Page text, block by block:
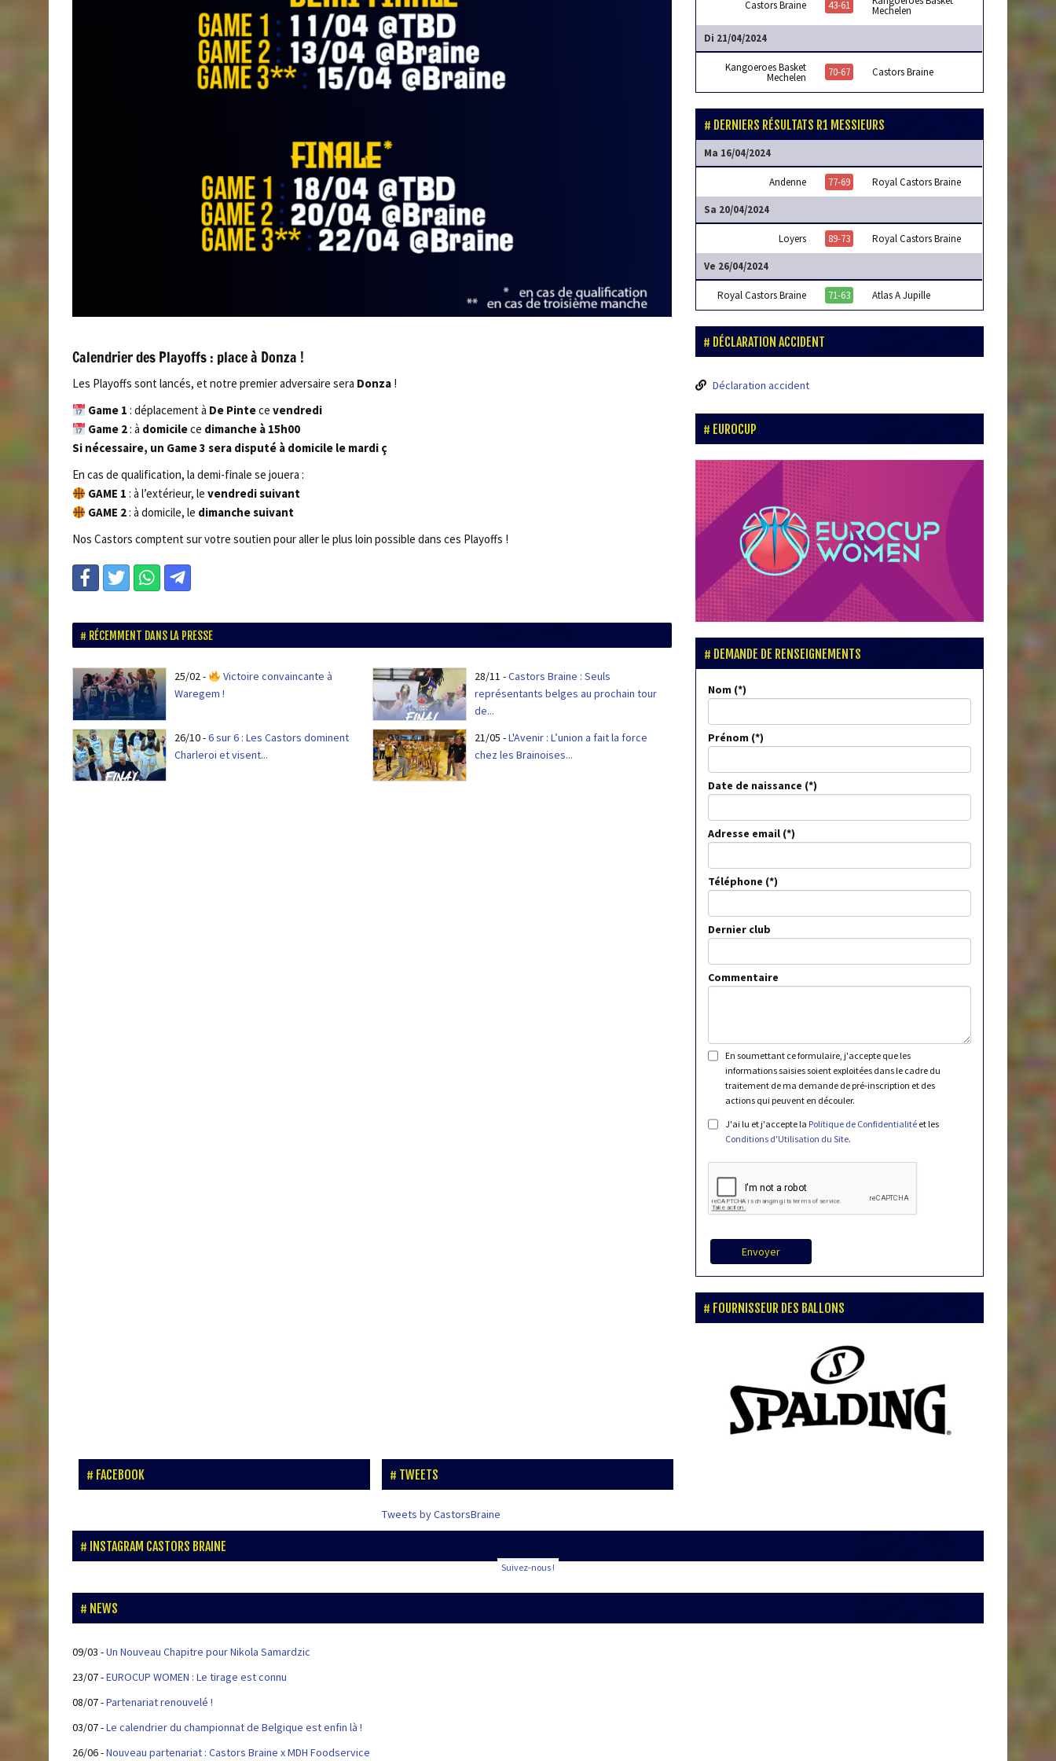
Calendrier des Playoffs : place à Donza !
Les Playoffs sont lancés, et notre premier adversaire sera Donza !
Game 1 : déplacement à De Pintecevendredi
Game 2: à domicilece dimanche à 15h00
Si nécessaire, un Game 3 sera disputé à domicile le mardi ç
En cas de qualification, la demi-finale se jouera :
GAME 1 : à l’extérieur, levendredi suivant
GAME 2: à domicile, le dimanche suivant
Nos Castors comptent sur votre soutien pour aller le plus loin possible dans ces Playoffs !
RÉCEMMENT DANS LA PRESSE
25/02-
Victoire convaincante à
Waregem !
28/11 -Castors Braine : Seuls
représentants belges au prochain tour
de...
26/10-6 sur 6 : Les Castors dominent
Charleroi et visent...
21/05 -L'Avenir : L’union a fait la force
chez les Brainoises...
Castors Braine 43-61 Mechelen
Di 21/04/2024
Kangoeroes Basket
Mechelen 70-67 Castors Braine
DERNIERS RÉSULTATS R1 MESSIEURS
Ma 16/04/2024
Andenne 77-69 Royal Castors Braine
Sa 20/04/2024
Loyers 89-73 Royal Castors Braine
Ve 26/04/2024
Royal Castors Braine 71-63 Atlas A Jupille
DÉCLARATION ACCIDENT
Déclaration accident
EUROCUP
DEMANDE DE RENSEIGNEMENTS
Nom
Prénom
Date de naissance
Adresse email
Téléphone
Dernier club
Commentaire
En soumettant ce formulaire, j'accepte que les
informations saisies soient exploitées dans le cadre du
traitement de ma demande de pré-inscription et des
actions qui peuvent en découler.
J'ai lu et j'accepte la Politique de Confidentialité et les
Conditions d'Utilisation du Site.
Envoyer
FOURNISSEUR DES BALLONS
FACEBOOK TWEETS
Tweets by CastorsBraine
INSTAGRAM CASTORS BRAINE
Suivez-nous !
NEWS
09/03 -Un Nouveau Chapitre pour Nikola Samardzic
23/07-EUROCUP WOMEN : Le tirage est connu
08/07-Partenariat renouvelé !
03/07-Le calendrier du championnat de Belgique est enfin là !
26/06-Nouveau partenariat : Castors Braine x MDH Foodservice